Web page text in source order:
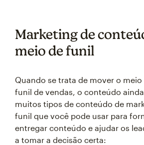
Marketing de
meio de funil
Quando se trata de mover o
funil de vendas, o conteúdo
muitos tipos de conteúdo de
funil que você pode usar para
entregar conteúdo e ajudar os
a tomar a decisão certa: